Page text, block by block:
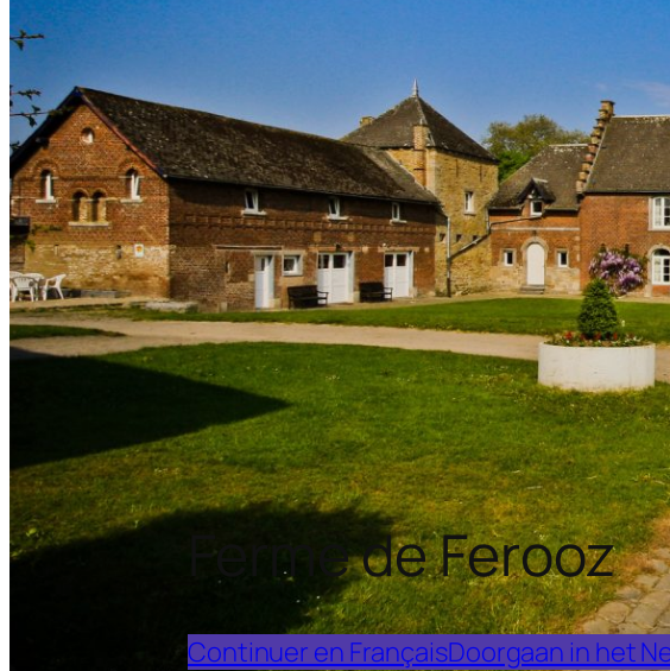
Ferme de Ferooz
Continuer en FrançaisDoorgaan in het